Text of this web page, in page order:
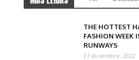
THE HOTTEST
FASHION WEEK
RUNWAYS
27 diciembre, 2022